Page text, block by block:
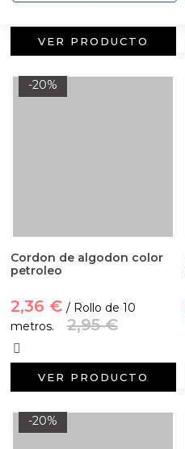
VER PRODUCTO
-20%
Cordon de algodon color
petroleo
2,36 € / Rollo de 10
metros.
2,95 €
VER PRODUCTO
-20%